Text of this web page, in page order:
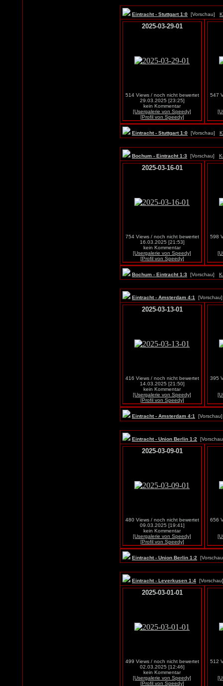
Eintracht - Stuttgart 1:0 [Vorschau]
2025-03-29-01
514 Views / noch nicht bewertet
29.03.2025 [23:25]
kein Kommentar
[Usergalerie von Speedy]
[Profil von Speedy]
547
Eintracht - Stuttgart 1:0 [Vorschau]
Bochum - Eintracht 1:3 [Vorschau]
2025-03-16-01
754 Views / noch nicht bewertet
16.03.2025 [21:53]
kein Kommentar
[Usergalerie von Speedy]
[Profil von Speedy]
598
Bochum - Eintracht 1:3 [Vorschau]
Eintracht - Amsterdam 4:1
2025-03-13-01
416 Views / noch nicht bewertet
14.03.2025 [21:50]
kein Kommentar
[Usergalerie von Speedy]
[Profil von Speedy]
395
Eintracht - Amsterdam 4:1
Eintracht - Union Berlin 1:2
2025-03-09-01
480 Views / noch nicht bewertet
09.03.2025 [19:41]
kein Kommentar
[Usergalerie von Speedy]
[Profil von Speedy]
656
Eintracht - Union Berlin 1:2
Eintracht - Leverkusen 1:4
2025-03-01-01
499 Views / noch nicht bewertet
02.03.2025 [12:46]
kein Kommentar
[Usergalerie von Speedy]
[Profil von Speedy]
512